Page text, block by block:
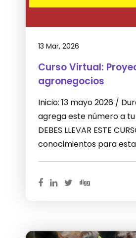
13 Mar, 2026
Curso Virtual:
agronegocios
Inicio: 13 mayo 2026 /
agrega este número a
DEBES LLEVAR ESTE
conocimientos para